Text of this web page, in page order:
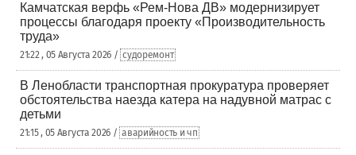
Камчатская верфь «Рем-Нова ДВ» модернизирует
процессы благодаря проекту «Производительность
труда»
21:22 , 05 Августа 2026 / судоремонт
В Ленобласти транспортная прокуратура проверяет
обстоятельства наезда катера на надувной матрас с
детьми
21:15 , 05 Августа 2026 / аварийность и чп